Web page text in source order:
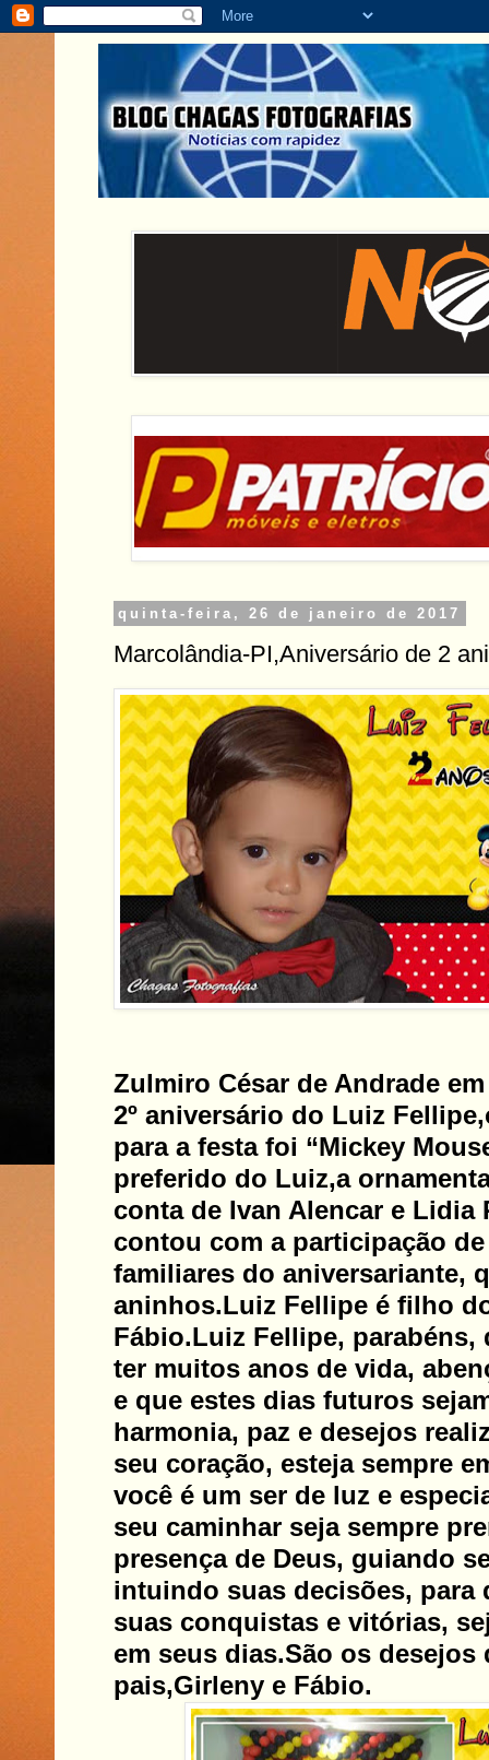
quinta-feira, 26 de janeiro de 2017
Marcolândia-PI,Aniversário de 2
Zulmiro César de Andrade
2º aniversário do Luiz
para a festa foi “Mickey
preferido do Luiz,a
conta de Ivan Alencar e Lidia
contou com a participação
familiares do aniversariante,
aninhos.Luiz Fellipe é filho
Fábio.Luiz Fellipe, parabéns,
ter muitos anos de vida,
e que estes dias futuros
harmonia, paz e desejos
seu coração, esteja sempre
você é um ser de luz e
seu caminhar seja sempre
presença de Deus, guiando
intuindo suas decisões, para
suas conquistas e vitórias,
em seus dias.São os desejos
pais,Girleny e Fábio.